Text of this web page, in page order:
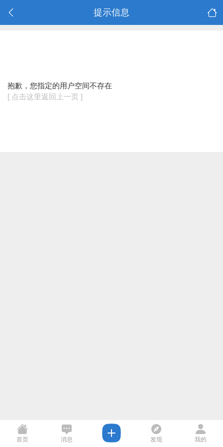
提示信息
抱歉，您指定的用户空间不存在
[ 点击这里返回上一页 ]
首页 消息 发现 我的